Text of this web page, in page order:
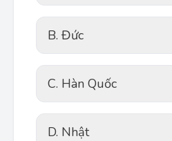
B. Đức
C. Hàn Quốc
D. Nhật